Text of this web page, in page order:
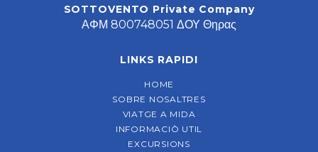
SOTTOVENTO Private Company
ΑΦΜ 800748051 ΔΟΥ Θηρας
LINKS RAPIDI
HOME
SOBRE NOSALTRES
VIATGE A MIDA
INFORMACIÒ UTIL
EXCURSIONS